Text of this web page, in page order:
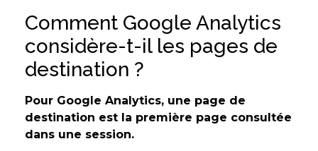
Comment Google Analytics
considère-t-il les pages de
destination ?
Pour Google Analytics, une page de
destination est la première page consultée
dans une session.